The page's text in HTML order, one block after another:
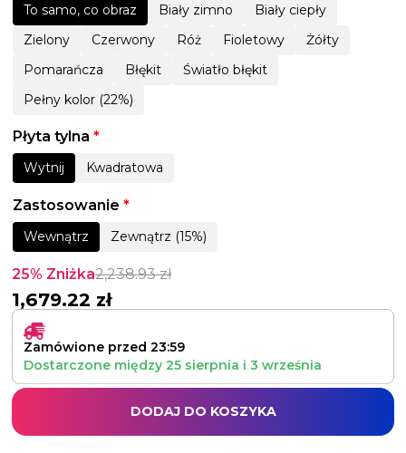
To samo, co obraz Biały zimno
Biały ciepły
Zielony
Czerwony Róż Fioletowy
Żółty
Pomarańcza
Błękit
Światło błękit
Pełny kolor (22%)
Płyta tylna *
Wytnij Kwadratowa
Zastosowanie *
Wewnątrz Zewnątrz (15%)
25% Zniżka2,238.93zł
1,679.22 zł
Zamówione przed 23:59
Dostarczone między 25 sierpnia i 3 września
DODAJ DO KOSZYKA